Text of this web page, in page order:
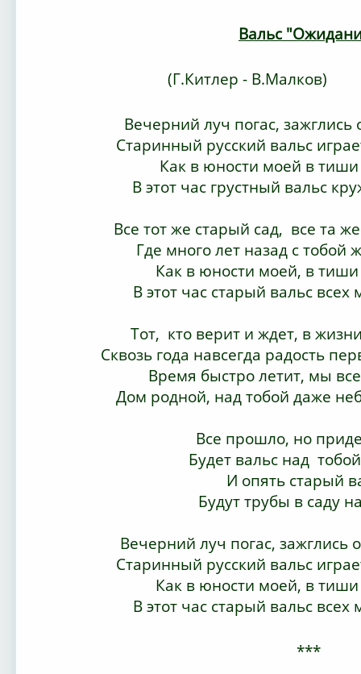
Вальс
(Г.Китлер - В.Малков)
Вечерний луч погас, зажглись
Старинный русский вальс
Как в юности моей в
В этот час грустный вальс
Все тот же старый сад, все та
Где много лет назад с тобой
Как в юности моей, в
В этот час старый вальс
Тот, кто верит и ждет, в
Сквозь года навсегда радость
Время быстро летит, мы
Дом родной, над тобой даже
Все прошло, но
Будет вальс над
И опять старый
Будут трубы в саду
Вечерний луч погас, зажглись
Старинный русский вальс
Как в юности моей, в
В этот час старый вальс
***